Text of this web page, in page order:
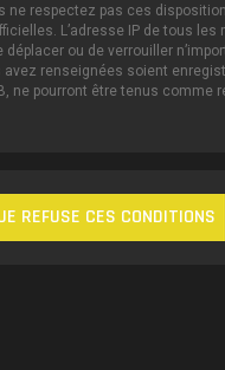
ne respectez pas ces
L’adresse IP de tous
ou de verrouiller
renseignées soient
ne pourront être tenus